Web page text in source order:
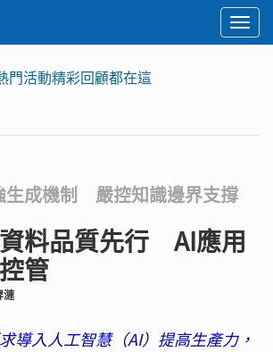
門活動精彩回顧都在這
生成機制 嚴控知識邊界支撐
料品質先行 AI應用
管
漣
導入人工智慧（AI）提高生產力，